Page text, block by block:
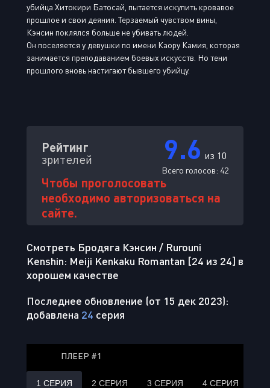
убийца Хитокири Батосай, пытается искупить кровавое
прошлое и свои деяния. Терзаемый чувством вины,
Кэнсин поклялся больше не убивать людей.
Он поселяется у девушки по имени Каору Камия, которая
занимается преподаванием боевых искусств. Но тени
прошлого вновь настигают бывшего убийцу.
Рейтинг
зрителей 9.6 из 10
Всего голосов: 42
Чтобы проголосовать
необходимо авторизоваться на
сайте.
Смотреть Бродяга Кэнсин / Rurouni
Kenshin: Meiji Kenkaku Romantan [24 из 24] в
хорошем качестве
Последнее обновление (от 15 дек 2023):
добавлена 24 серия
ПЛЕЕР #1